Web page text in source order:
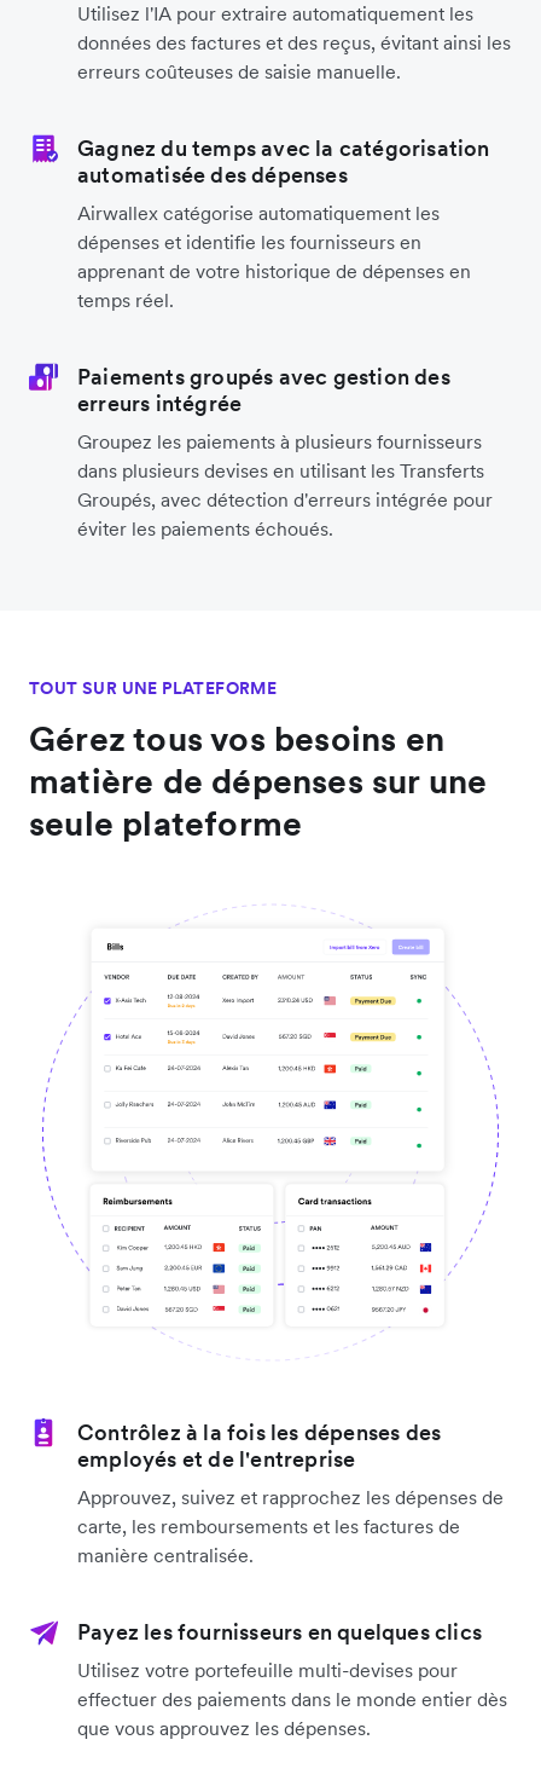
Utilisez l'IA pour extraire automatiquement les
données des factures et des reçus, évitant ainsi les
erreurs coûteuses de saisie manuelle.
Gagnez du temps avec la catégorisation
automatisée des dépenses
Airwallex catégorise automatiquement les
dépenses et identifie les fournisseurs en
apprenant de votre historique de dépenses en
temps réel.
Paiements groupés avec gestion des
erreurs intégrée
Groupez les paiements à plusieurs fournisseurs
dans plusieurs devises en utilisant les Transferts
Groupés, avec détection d'erreurs intégrée pour
éviter les paiements échoués.
TOUT SUR UNE PLATEFORME
Gérez tous vos besoins en
matière de dépenses sur une
seule plateforme
Contrôlez à la fois les dépenses des
employés et de l'entreprise
Approuvez, suivez et rapprochez les dépenses de
carte, les remboursements et les factures de
manière centralisée.
Payez les fournisseurs en quelques clics
Utilisez votre portefeuille multi-devises pour
effectuer des paiements dans le monde entier dès
que vous approuvez les dépenses.